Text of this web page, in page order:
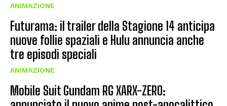
ANIMAZIONE
Futurama: il trailer della Stagione 14 anticipa
nuove follie spaziali e Hulu annuncia anche
tre episodi speciali
ANIMAZIONE
Mobile Suit Gundam RG XARX-ZERO: